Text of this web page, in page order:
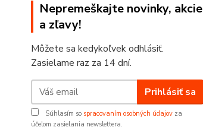
Nepremeškajte novinky, akcie
a zľavy!
Môžete sa kedykoľvek odhlásiť.
Zasielame raz za 14 dní.
Prihlásiť sa
Súhlasím so spracovaním osobných údajov za
účelom zasielania newslettera.